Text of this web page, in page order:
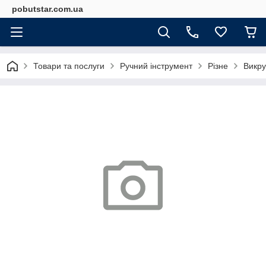
pobutstar.com.ua
Товари та послуги Ручний інструмент Різне